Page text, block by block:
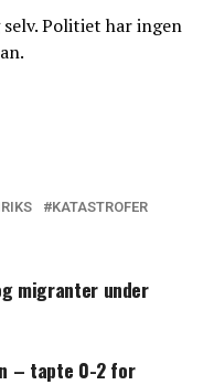
selv. Politiet har ingen
KATASTROFER
migranter under
– tapte 0-2 for